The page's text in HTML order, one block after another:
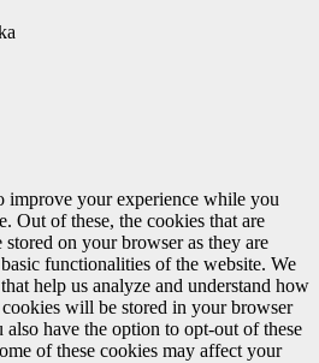
improve your experience while you
Out of these, the cookies that are
stored on your browser as they are
functionalities of the website. We
help us analyze and understand how
will be stored in your browser
have the option to opt-out of these
of these cookies may affect your